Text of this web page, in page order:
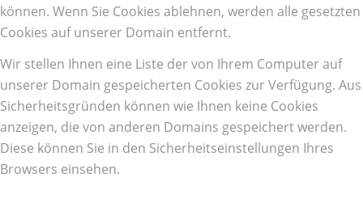
können. Wenn Sie Cookies ablehnen, werden alle gesetzten
Cookies auf unserer Domain entfernt.
Wir stellen Ihnen eine Liste der von Ihrem Computer auf
unserer Domain gespeicherten Cookies zur Verfügung. Aus
Sicherheitsgründen können wie Ihnen keine Cookies
anzeigen, die von anderen Domains gespeichert werden.
Diese können Sie in den Sicherheitseinstellungen Ihres
Browsers einsehen.